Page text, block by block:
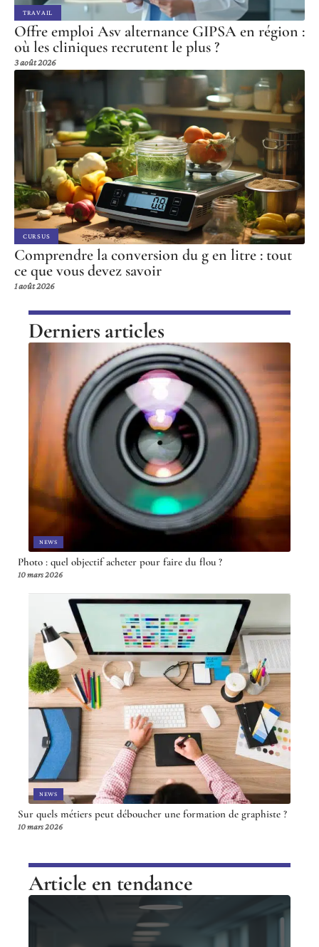
TRAVAIL
Offre emploi Asv alternance GIPSA en région :
où les cliniques recrutent le plus ?
3 août 2026
CURSUS
Comprendre la conversion du g en litre : tout
ce que vous devez savoir
1 août 2026
Derniers articles
NEWS
Photo : quel objectif acheter pour faire du flou ?
10 mars 2026
NEWS
Sur quels métiers peut déboucher une formation de graphiste ?
10 mars 2026
Article en tendance